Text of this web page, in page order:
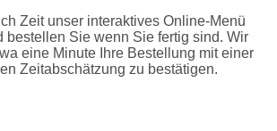
Zeit unser interaktives Online-Menü
bestellen Sie wenn Sie fertig sind. Wir
eine Minute Ihre Bestellung mit einer
Zeitabschätzung zu bestätigen.